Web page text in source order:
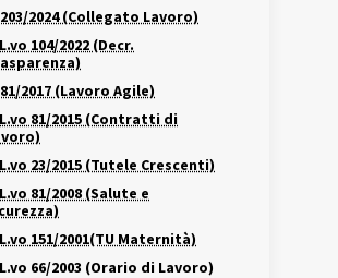
2024 (Collegato Lavoro)
104/2022 (Decr.
2017 (Lavoro Agile)
81/2015 (Contratti di
23/2015 (Tutele Crescenti)
81/2008 (Salute e
151/2001(TU Maternità)
66/2003 (Orario di Lavoro)